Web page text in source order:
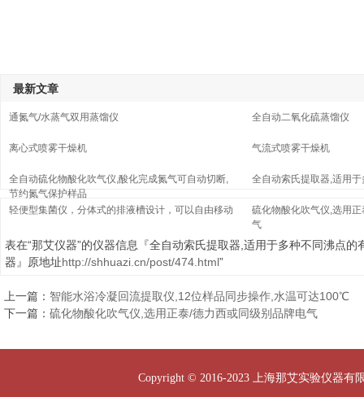
最新文章
通氮气/水蒸气双用蒸馏仪 全自动二氧化硫蒸馏仪
离心式喷雾干燥机 气流式喷雾干燥机
全自动硫化物酸化吹气仪,酸化完成氮气可自动切断,
节约氮气保护样品
全自动索氏提取器,适用
轻便型集菌仪，分体式的排液槽设计，可以自由移动
硫化物酸化吹气仪,选用
气
表在“那艾仪器”的仪器信息『全自动索氏提取器,适用于多种不同沸点的
器』原地址http://shhuazi.cn/post/474.html”
上一篇： 智能水浴冷凝回流提取仪,12位样品同步操作,水温可达100℃
下一篇： 硫化物酸化吹气仪,选用正泰/德力西或同级别品牌电气
Copyright © 2016-2023 上海那艾实验仪器有